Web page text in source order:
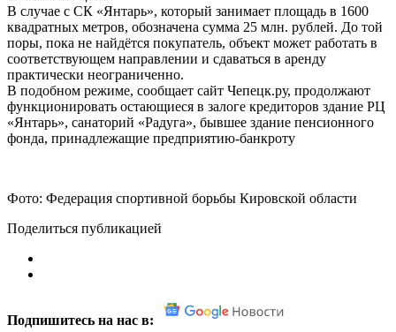
В случае с СК «Янтарь», который занимает площадь в 1600
квадратных метров, обозначена сумма 25 млн. рублей. До той
поры, пока не найдётся покупатель, объект может работать в
соответствующем направлении и сдаваться в аренду
практически неограниченно.
В подобном режиме, сообщает сайт Чепецк.ру, продолжают
функционировать остающиеся в залоге кредиторов здание РЦ
«Янтарь», санаторий «Радуга», бывшее здание пенсионного
фонда, принадлежащие предприятию-банкроту
Фото: Федерация спортивной борьбы Кировской области
Поделиться публикацией
Подпишитесь на нас в: